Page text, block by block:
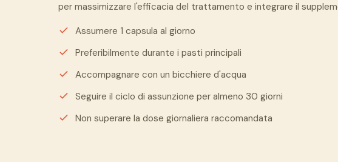
per massimizzare l'efficacia del trattamento e integrare il
Assumere 1 capsula al giorno
Preferibilmente durante i pasti principali
Accompagnare con un bicchiere d'acqua
Seguire il ciclo di assunzione per almeno 30 giorni
Non superare la dose giornaliera raccomandata